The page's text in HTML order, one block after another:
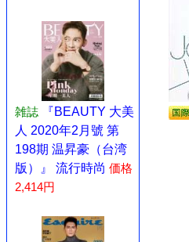
雑誌
『BEAUTY 大美
人 2020年2月號 第
198期 温昇豪（台湾
版）』 流行時尚 価格
2,414円